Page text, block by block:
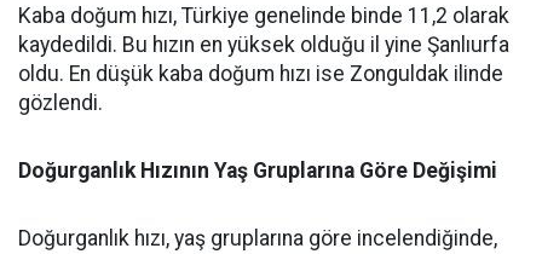
Kaba doğum hızı, Türkiye genelinde binde 11,2 olarak
kaydedildi. Bu hızın en yüksek olduğu il yine Şanlıurfa
oldu. En düşük kaba doğum hızı ise Zonguldak ilinde
gözlendi.
Doğurganlık Hızının Yaş Gruplarına Göre Değişimi
Doğurganlık hızı, yaş gruplarına göre incelendiğinde,